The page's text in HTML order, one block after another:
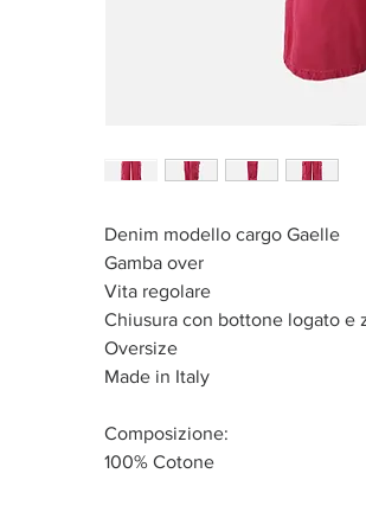
Denim modello cargo Gaelle
Gamba over
Vita regolare
Chiusura con bottone logato e
Oversize
Made in Italy
Composizione:
100% Cotone